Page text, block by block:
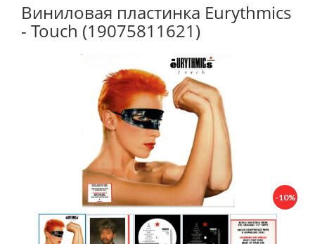
Виниловая пластинка Eurythmics
- Touch (19075811621)
-10%